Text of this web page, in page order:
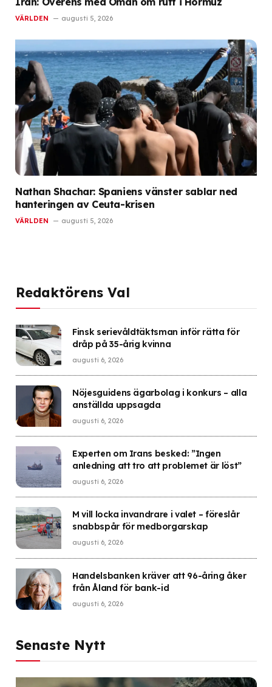
VÄRLDEN augusti 5, 2026
Nathan Shachar: Spaniens vänster sablar ned
hanteringen av Ceuta-krisen
VÄRLDEN augusti 5, 2026
Redaktörens Val
Finsk serievåldtäktsman inför rätta för
dråp på 35-årig kvinna
augusti 6, 2026
Nöjesguidens ägarbolag i konkurs – alla
anställda uppsagda
augusti 6, 2026
Experten om Irans besked: ”Ingen
anledning att tro att problemet är löst”
augusti 6, 2026
M vill locka invandrare i valet – föreslår
snabbspår för medborgarskap
augusti 6, 2026
Handelsbanken kräver att 96-åring åker
från Åland för bank-id
augusti 6, 2026
Senaste Nytt